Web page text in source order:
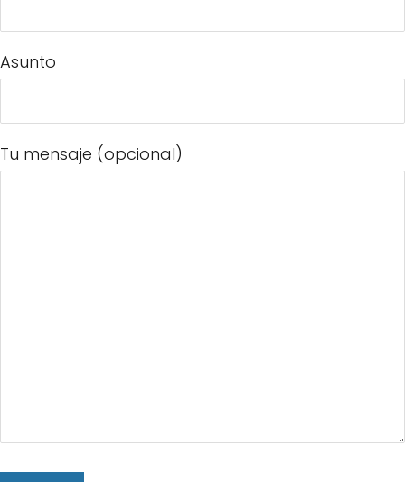
Asunto
Tu mensaje (opcional)